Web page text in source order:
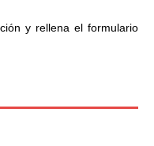
y rellena el formulario